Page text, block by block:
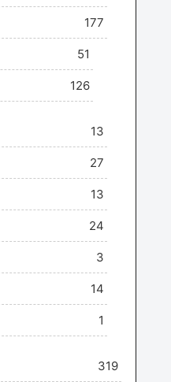
177
51
126
13
27
13
24
3
14
1
319